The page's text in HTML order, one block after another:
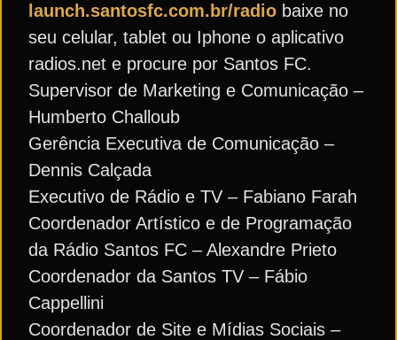
launch.santosfc.com.br/radio baixe no
seu celular, tablet ou Iphone o aplicativo
radios.net e procure por Santos FC.
Supervisor de Marketing e Comunicação –
Humberto Challoub
Gerência Executiva de Comunicação –
Dennis Calçada
Executivo de Rádio e TV – Fabiano Farah
Coordenador Artístico e de Programação
da Rádio Santos FC – Alexandre Prieto
Coordenador da Santos TV – Fábio
Cappellini
Coordenador de Site e Mídias Sociais –